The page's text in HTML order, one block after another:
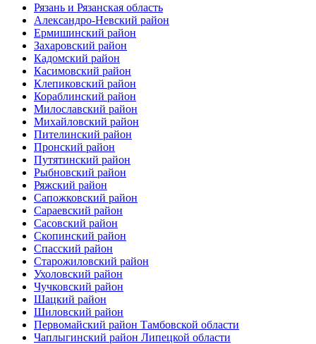
Рязань и Рязанская область
Александро-Невский район
Ермишинский район
Захаровский район
Кадомский район
Касимовский район
Клепиковский район
Кораблинский район
Милославский район
Михайловский район
Пителинский район
Пронский район
Путятинский район
Рыбновский район
Ряжский район
Сапожковский район
Сараевский район
Сасовский район
Скопинский район
Спасский район
Старожиловский район
Ухоловский район
Чучковский район
Шацкий район
Шиловский район
Первомайский район Тамбовской области
Чаплыгинский район Липецкой области